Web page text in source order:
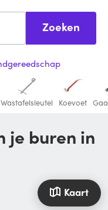
Zoeken
Wastafelsleutel Koevoet
Kaart